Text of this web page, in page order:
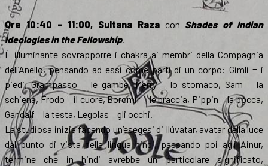
Ore 10:40 – 11:00, Sultana Razacon Shades of Indian
Ideologies in the Fellowship.
È illuminante sovrapporre i chakra ai membri della Compagnia
dell’Anello, pensando ad essi come parti di un corpo: Gimli = i
piedi, Grampasso = le gambe, Merry = lo stomaco, Sam = la
schiena, Frodo = il cuore, Boromir = le braccia, Pippin = la bocca,
Gandalf = la testa, Legolas = gli occhi.
La studiosa inizia facendo un’esegesi di Ilúvatar, avatar della luce
dal punto di vista della lingua hindi, passando poi agli Ainur,
termine che in hindi avrebbe un particolare significato,